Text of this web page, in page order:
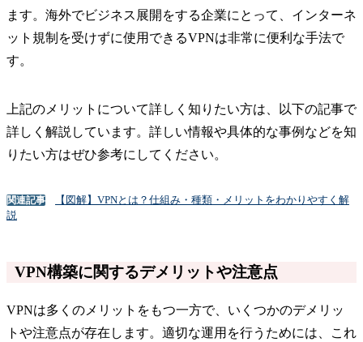
ます。海外でビジネス展開をする企業にとって、インターネ
ット規制を受けずに使用できるVPNは非常に便利な手法で
す。
上記のメリットについて詳しく知りたい方は、以下の記事で
詳しく解説しています。詳しい情報や具体的な事例などを知
りたい方はぜひ参考にしてください。
関連記事
【図解】VPNとは？仕組み・種類・メリットをわかりやすく解
説
VPN構築に関するデメリットや注意点
VPNは多くのメリットをもつ一方で、いくつかのデメリッ
トや注意点が存在します。適切な運用を行うためには、これ